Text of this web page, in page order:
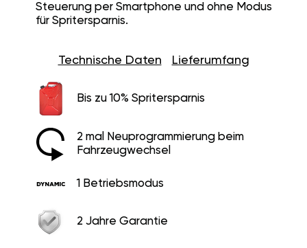
Steuerung per Smartphone und ohne Modus
für Spritersparnis.
Technische Daten Lieferumfang
Bis zu 10% Spritersparnis
2 mal Neuprogrammierung beim
Fahrzeugwechsel
1 Betriebsmodus
2 Jahre Garantie